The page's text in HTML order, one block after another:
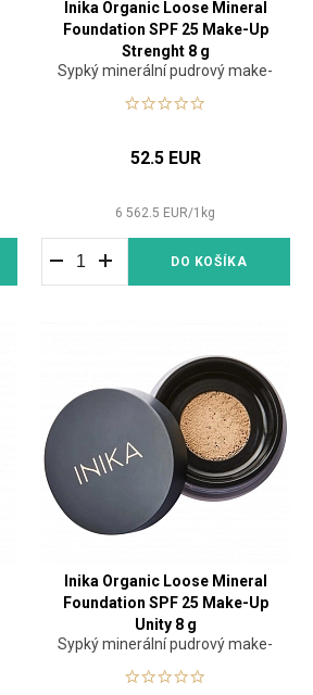
Inika Organic Loose Mineral
Foundation SPF 25 Make-Up
Strenght 8 g
Sypký minerální pudrový make-
52.5 EUR
6 562.5 EUR/1 kg
DO KOŠÍKA
Inika Organic Loose Mineral
Foundation SPF 25 Make-Up
Unity 8 g
Sypký minerální pudrový make-